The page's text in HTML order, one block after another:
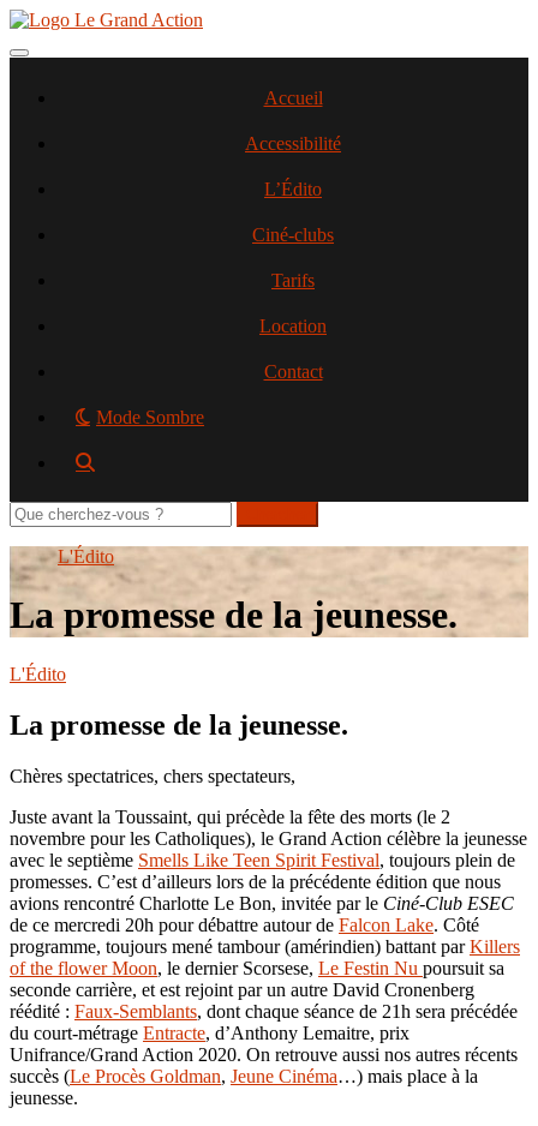
Aller
contenu
Toggle navigation
Accueil
Accessibilité
L’Édito
Ciné-clubs
Tarifs
Location
Contact
Mode Sombre
Rechercher
sur
site
L'Édito
La promesse de la jeunesse.
L'Édito
La promesse de la jeunesse.
Chères spectatrices, chers spectateurs,
Juste avant la Toussaint, qui précède la fête des morts (le 2
novembre pour les Catholiques), le Grand Action célèbre la jeunesse
avec le septième Smells Like Teen Spirit Festival, toujours plein de
promesses. C’est d’ailleurs lors de la précédente édition que nous
avions rencontré Charlotte Le Bon, invitée par le Ciné-Club ESEC
de ce mercredi 20h pour débattre autour de Falcon Lake. Côté
programme, toujours mené tambour (amérindien) battant parKillers
of the flower Moon, le dernier Scorsese, Le Festin Nu poursuit sa
seconde carrière, et est rejoint par un autre David Cronenberg
réédité : Faux-Semblants, dont chaque séance de 21h sera précédée
du court-métrage Entracte, d’Anthony Lemaitre, prix
Unifrance/Grand Action 2020. On retrouve aussi nos autres récents
succès (Le Procès Goldman, Jeune Cinéma…) mais place à la
jeunesse.